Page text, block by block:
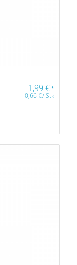
1,99€*
0,66€/Stk